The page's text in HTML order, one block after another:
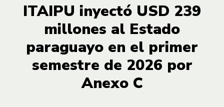
ITAIPU inyectó USD 239
millones al Estado
paraguayo en el primer
semestre de 2026 por
Anexo C